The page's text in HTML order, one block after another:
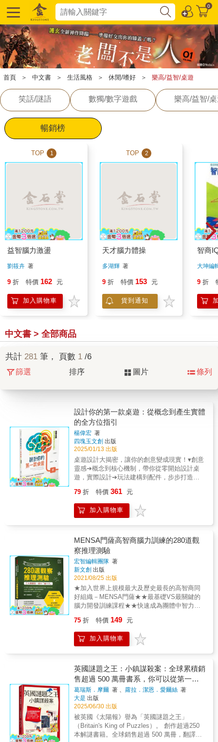
0
首頁 ＞ 中文書 ＞ 生活風格 ＞ 休閒/嗜好 ＞ 樂高/益智/桌遊
笑話/謎語 數獨/數字遊戲 樂高/益智/
暢銷榜
TOP 1
益智腦力激盪
劉筱卉 著
9 折 特價 162 元
加入購物車
TOP 2
天才腦力體操
多湖輝 著
9 折 特價 153 元
貨到通知
智商
大坤編
9 折
中文書 > 全部商品
共計 281 筆， 頁數 1 /6
篩選 排序 圖片 條列
設計你的第一款桌遊：從概念到產生實體
的全方位指引
楊偉宏 著
四塊玉文創 出版
2025/01/13 出版
桌遊設計大揭密，讓你的創意變成現實！▾創意
靈感➔概念到核心機制，帶你從零開始設計桌
遊，實際設計➔玩法建構到配件，步步打造出
每一個關鍵步驟，讓你輕鬆將創意轉化為實
體，創造出你理想中的桌遊！ ＼想創造屬
於自己的桌遊嗎？這本書是你最強的設計夥
道該怎麼做、怎麼想，運用有效的技巧與方
法。➡即使你是桌遊新手，本書也讓你輕鬆上
手，邊讀邊設計，將構思變成具體的桌遊！✦
最完整的桌遊設計書：從認識桌遊、發想、設
計到出版全都有從基本介紹、概念發想、遊戲
機制構建，到最後的調整與出版，每個步驟都
詳盡且實用，帶你輕鬆實現創意。➡每個過程
都配有實用建議和「我都會怎麼做」的範例，
讓你不僅了解理論，更能親手實踐，將你的創
意變成一款獨一無二的桌遊！本書特色✶適合
是專為新手而寫從未接觸過桌遊設計？不用擔
心！這本書就是為你量身打造。我將從最基本
的桌遊介紹，到如何設計遊戲的核心元素，逐
故事帶你邊學邊做，即使你是桌遊新手，本書
也能讓你輕鬆上手，邊讀邊設計，將構思變成
具體的桌遊！✶設計思維大公開：用親身設計
與教學經歷，教你設計桌遊融合真實案例與設
計經歷，指引你如何轉化遊戲體驗，帶你避開
常見的設計陷阱，避免重蹈覆轍。↳運用親身
設計、教學案例，帶你將創意轉化為具體的遊
戲機制，讓設計過程不再模糊，一步步將你的
79 折 特價 361 元
加入購物車
MENSA門薩高智商腦力訓練的280道觀
察推理測驗
宏智編輯團隊 著
新文創 出版
2021/08/25 出版
★加入世界上規模最大及歷史最長的高智商同
好組織－MENSA門薩★★最基礎VS最關鍵的
腦力開發訓練課程★★快速成為團體中智力最
轉的觀察推理測驗全方位提升多元智能、思考
啟發、推理探索能力比電影情節還燒腦比推理
小說還懸疑快來挑戰最能激發智力的闖關問答
級金頭腦原來這麼輕鬆！廣受全球認可的高智
商腦力訓練課開啟「腦十力」，鍛鍊思維，激
發潛能１觀察力：注重細節，增強敏銳度和細
心度２判斷力：綜合線索，做出正確判斷，統
整資訊３推理力：尋找連結點和不尋常處，多
角度思考４想像力：跳出思考框架，化不可能
為可能５創造力：百變創新，舉一反三，將知
識善用到各領域６分析力：條理分明，歸類資
訊，尋找出事件的發展脈絡７計算力：化繁為
75 折 特價 149 元
加入購物車
英國謎題之王：小鎮謀殺案：全球累積銷
售超過 500 萬冊書系，你可以從第一題
開始，也可以跳著解題。邏輯、觀察力、
推理力大增。
葛瑞斯．摩爾 著 、蘿拉．潔恩．愛爾絲 著
大是 出版
2025/06/30 出版
被英國《太陽報》譽為「英國謎題之王」
（Britain's King of Puzzles）。 創作超過250
本解謎書籍。全球銷售超過 500 萬冊，翻譯成